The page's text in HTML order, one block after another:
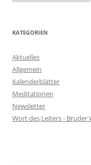
KATEGORIEN
Aktuelles
Allgemein
Kalenderblätter
Meditationen
Newsletter
Wort des Leiters - Bruder